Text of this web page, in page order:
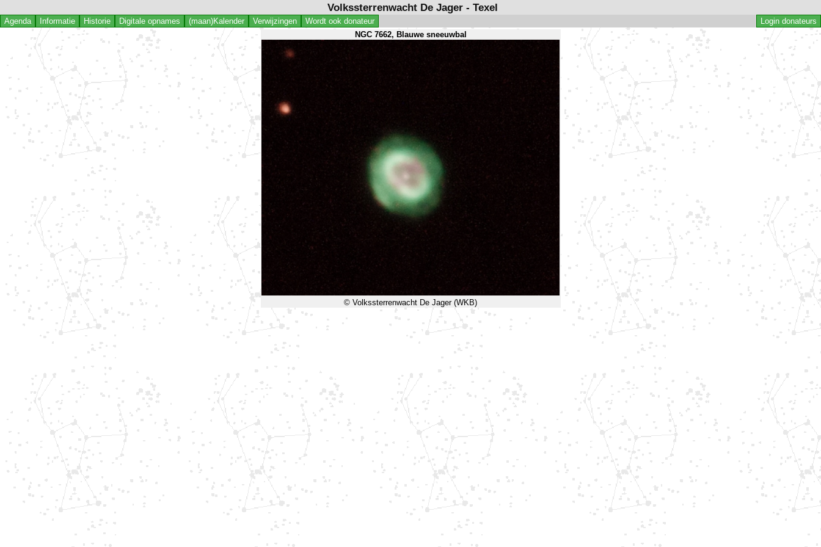
Volkssterrenwacht De Jager - Texel
Agenda Informatie Historie Digitale opnames (maan)Kalender Verwijzingen Wordt ook donateur
Login donateurs
NGC 7662, Blauwe sneeuwbal
© Volkssterrenwacht De Jager (WKB)